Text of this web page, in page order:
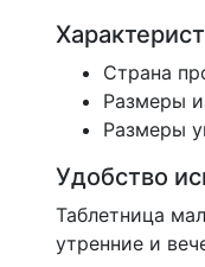
Страна
Размеры
Размеры
Удобство
Таблетница
утренние и